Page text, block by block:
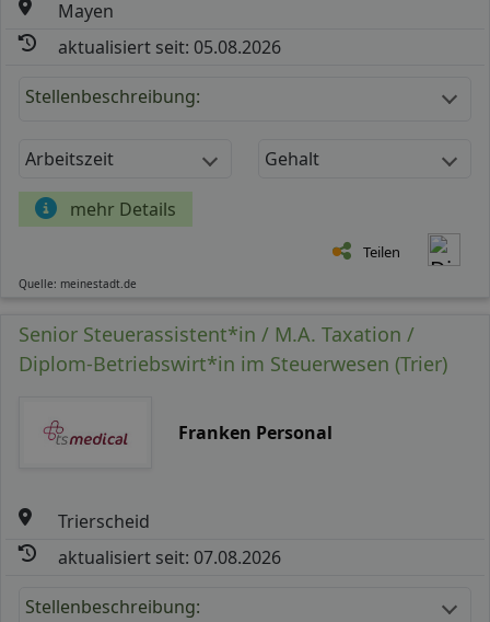
Mayen
aktualisiert seit: 05.08.2026
Stellenbeschreibung:
Arbeitszeit Gehalt
mehr Details
Teilen
Quelle: meinestadt.de
Senior Steuerassistent*in / M.A. Taxation /
Diplom-Betriebswirt*in im Steuerwesen (Trier)
Franken Personal
Trierscheid
aktualisiert seit: 07.08.2026
Stellenbeschreibung: